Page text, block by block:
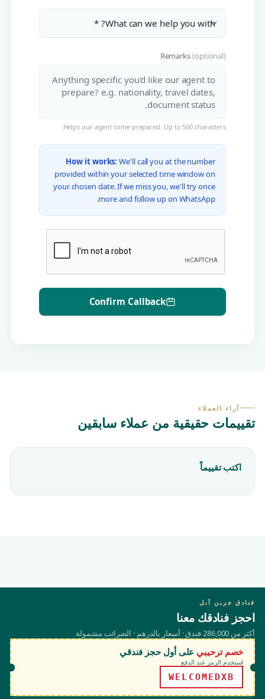
Remarks(optional)
Helps our agent come prepared. Up to 500 characters.
How it works: We'll call you at the number
provided within your selected time window on
your chosen date. If we miss you, we'll try once
more and follow up on WhatsApp.
Confirm Callback
آراء العملاء
تقييمات حقيقية من عملاء سابقين
اكتب تقييماً
فنادق جرين آبل
احجز فنادقك معنا
أكثر من 286,000 فندق · أسعار بالدرهم · الضرائب مشمولة
خصم ترحيبي على أول حجز فندقي
استخدم الرمز عند الدفع
WELCOMEDXB